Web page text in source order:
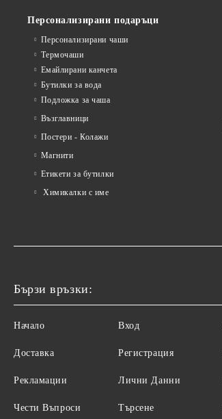
Персонализирани подаръци
Персонализирани чаши
Термочаши
Емайлирани канчета
Бутилки за вода
Подложка за чаша
Възглавници
Постери - Колажи
Магнити
Етикети за бутилки
Химикалки с име
Бързи връзки:
Начало
Доставка
Рекламации
Чести Въпроси
Вход
Регистрация
Лични Данни
Търсене